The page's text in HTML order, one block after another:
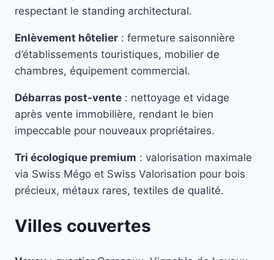
respectant le standing architectural.
Enlèvement hôtelier : fermeture saisonnière
d’établissements touristiques, mobilier de
chambres, équipement commercial.
Débarras post-vente : nettoyage et vidage
après vente immobilière, rendant le bien
impeccable pour nouveaux propriétaires.
Tri écologique premium : valorisation maximale
via Swiss Mégo et Swiss Valorisation pour bois
précieux, métaux rares, textiles de qualité.
Villes couvertes